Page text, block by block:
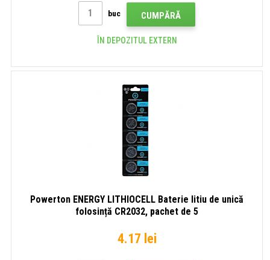
buc CUMPĂRĂ
ÎN DEPOZITUL EXTERN
Powerton ENERGY LITHIOCELL Baterie litiu de unică
folosință CR2032, pachet de 5
4.17 lei